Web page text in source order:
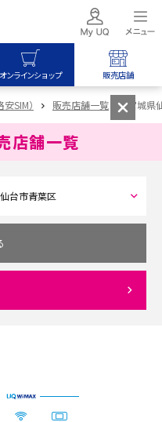
オンラインショップ 販売店舗
SIM） 販売店舗一覧 宮城
店舗一覧